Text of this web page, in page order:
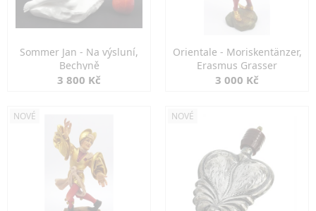
Sommer Jan - Na výsluní,
Bechyně
3 800 Kč
Orientale - Moriskentänzer,
Erasmus Grasser
3 000 Kč
NOVÉ NOVÉ